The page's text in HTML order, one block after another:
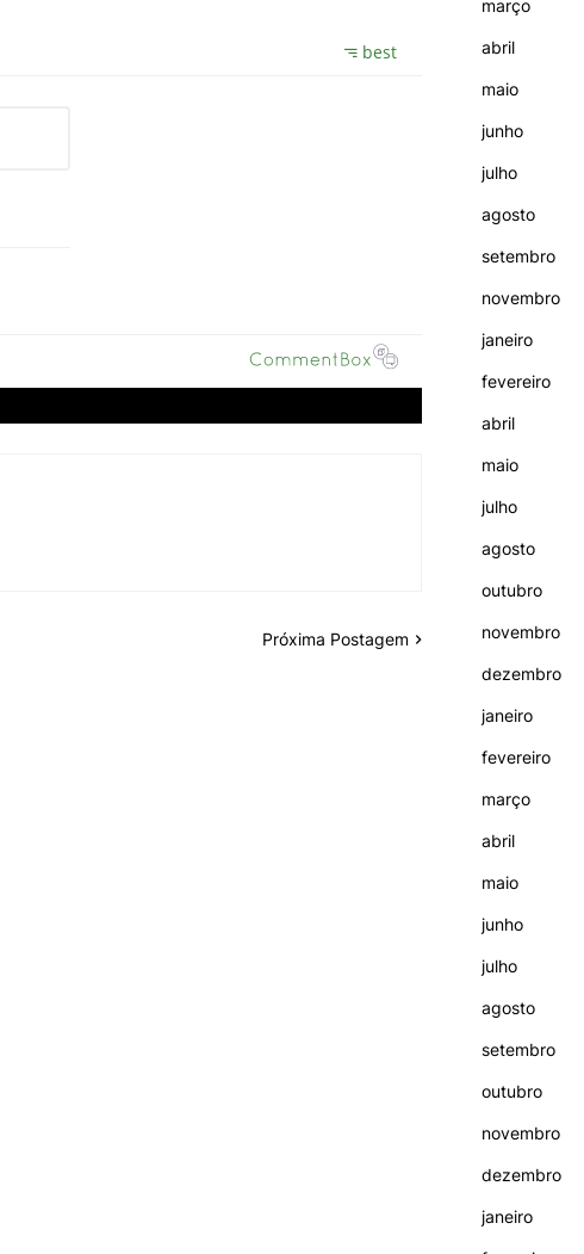
Próxima Postagem
março
abril
maio
junho
julho
agosto
setembro
novembro
janeiro
fevereiro
abril
maio
julho
agosto
outubro
novembro
dezembro
janeiro
fevereiro
março
abril
maio
junho
julho
agosto
setembro
outubro
novembro
dezembro
janeiro